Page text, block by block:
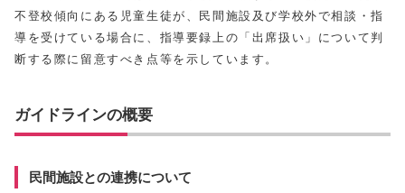
不登校傾向にある児童生徒が、民間施設及び学校外で相談・指
導を受けている場合に、指導要録上の「出席扱い」について判
断する際に留意すべき点等を示しています。
ガイドラインの概要
民間施設との連携について